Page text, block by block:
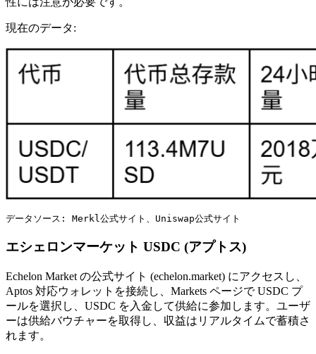
現在のデータ:
データソース: Merkl公式サイト、Uniswap公式サイト
エシェロンマーケット USDC (アプトス)
Echelon Market の公式サイト (echelon.market) にアクセスし、
Aptos 対応ウォレットを接続し、Markets ページで USDC プ
ールを選択し、USDC を入金して供給に参加します。ユーザ
ーは供給バウチャーを取得し、収益はリアルタイムで蓄積さ
れます。